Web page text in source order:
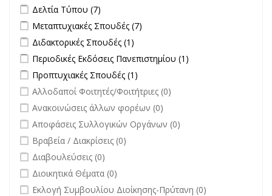
Apply Δελτία Τύπου filter
Δελτία Τύπου (7)
Apply Μεταπτυχιακές Σπουδές filter
Μεταπτυχιακές Σπουδές (7)
Apply Διδακτορικές Σπουδές filter
Διδακτορικές Σπουδές (1)
Apply Περιοδικές Εκδόσεις Πανεπιστημίου filter
Περιοδικές Εκδόσεις Πανεπιστημίου (1)
Apply Προπτυχιακές Σπουδές filter
Προπτυχιακές Σπουδές (1)
undefined
Αλλοδαποί Φοιτητές/Φοιτήτριες (0)
undefined
Ανακοινώσεις άλλων φορέων (0)
undefined
Αποφάσεις Συλλογικών Οργάνων (0)
undefined
Βραβεία / Διακρίσεις (0)
undefined
Διαβουλεύσεις (0)
undefined
Διοικητικά Θέματα (0)
undefined
Εκλογή Συμβουλίου Διοίκησης-Πρύτανη (0)